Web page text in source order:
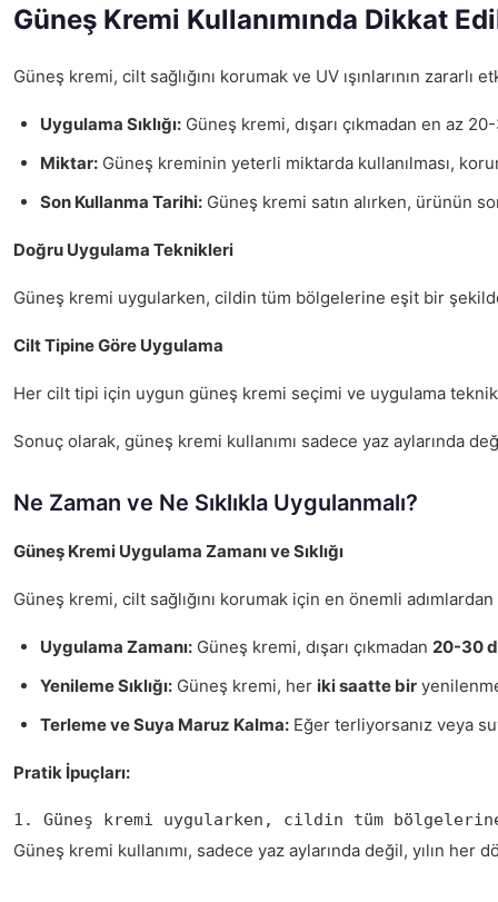
Güneş Kremi Kullanımında Dikkat
Güneş kremi, cilt sağlığını korumak ve UV ışınlarının
Uygulama Sıklığı: Güneş kremi, dışarı çıkmadan en az
Miktar: Güneş kreminin yeterli miktarda kullanılması,
Son Kullanma Tarihi: Güneş kremi satın alırken, ürünün
Doğru Uygulama Teknikleri
Güneş kremi uygularken, cildin tüm bölgelerine eşit bir
Cilt Tipine Göre Uygulama
Her cilt tipi için uygun güneş kremi seçimi ve uygulama
Sonuç olarak, güneş kremi kullanımı sadece yaz aylarında
Ne Zaman ve Ne Sıklıkla Uygulanmalı?
Güneş Kremi Uygulama Zamanı ve Sıklığı
Güneş kremi, cilt sağlığını korumak için en önemli
Uygulama Zamanı: Güneş kremi, dışarı çıkmadan 20-30
Yenileme Sıklığı: Güneş kremi, her iki saatte bir
Terleme ve Suya Maruz Kalma: Eğer terliyorsanız veya
Pratik İpuçları:
1. Güneş kremi uygularken, cildin tüm
Güneş kremi kullanımı, sadece yaz aylarında değil, yılın her